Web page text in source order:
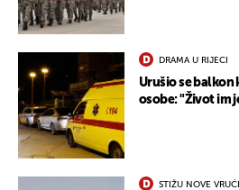
DRAMA U RIJECI
Urušio se balkon
osobe: "Život im
STIŽU NOVE